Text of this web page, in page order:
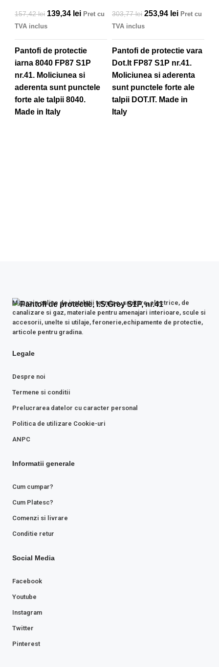
157,42lei Prețul inițial a
fost: 157,42 lei.
139,34 lei Prețul
este:
139,34 lei.
Pret cu
TVA inclus
Pantofi de protectie
iarna 8040 FP87 S1P
nr.41. Moliciunea si
aderenta sunt punctele
forte ale talpii 8040.
Made in Italy
303,77lei Prețul inițial a
fost: 303,77 lei.
253,94 lei Prețul
este:
253,94 lei.
Pret cu
TVA inclus
Pantofi de protectie vara
Dot.It FP87 S1P nr.41.
Moliciunea si aderenta
sunt punctele forte ale
talpii DOT.IT. Made in
Italy
Magazin online de instalatii termice, sanitare, electrice, de
canalizare si gaz, materiale pentru amenajari interioare, scule si
accesorii, unelte si utilaje, feronerie,echipamente de protectie,
articole pentru gradina.
Legale
Despre noi
Termene si conditii
Prelucrarea datelor cu caracter personal
Politica de utilizare Cookie-uri
ANPC
Informatii generale
Cum cumpar?
Cum Platesc?
Comenzi si livrare
Conditie retur
Social Media
Facebook
Youtube
Instagram
Twitter
Pinterest